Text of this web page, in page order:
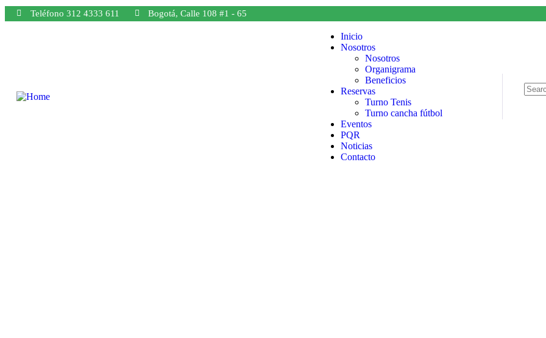
Teléfono 312 4333 611 Bogotá, Calle 108 #1 - 65
Inicio
Nosotros
Nosotros
Organigrama
Beneficios
Reservas
Turno Tenis
Turno cancha fútbol
Eventos
PQR
Noticias
Contacto